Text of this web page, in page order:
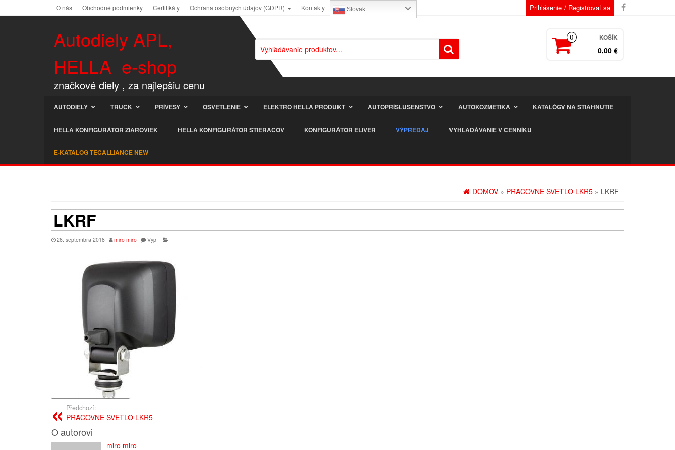
O nás Obchodné podmienky Certifikáty Ochrana osobných údajov (GDPR) Kontakty Slovak Prihlásenie / Registrovať sa
Autodiely APL,
HELLA e-shop
značkové diely , za najlepšiu cenu
0 KOŠÍK
0,00 €
AUTODIELY TRUCK PRÍVESY OSVETLENIE ELEKTRO HELLA PRODUKT AUTOPRÍSLUŠENSTVO AUTOKOZMETIKA KATALÓGY NA STIAHNUTIE
HELLA KONFIGURÁTOR ŽIAROVIEK HELLA KONFIGURÁTOR STIERAČOV KONFIGURÁTOR ELIVER VÝPREDAJ VYHĽADÁVANIE V CENNÍKU
E-KATALOG TECALLIANCE NEW
DOMOV » PRACOVNE SVETLO LKR5 » LKRF
LKRF
26. septembra 2018 miro miro Vyp
Předchozí:
PRACOVNE SVETLO LKR5
O autorovi
miro miro